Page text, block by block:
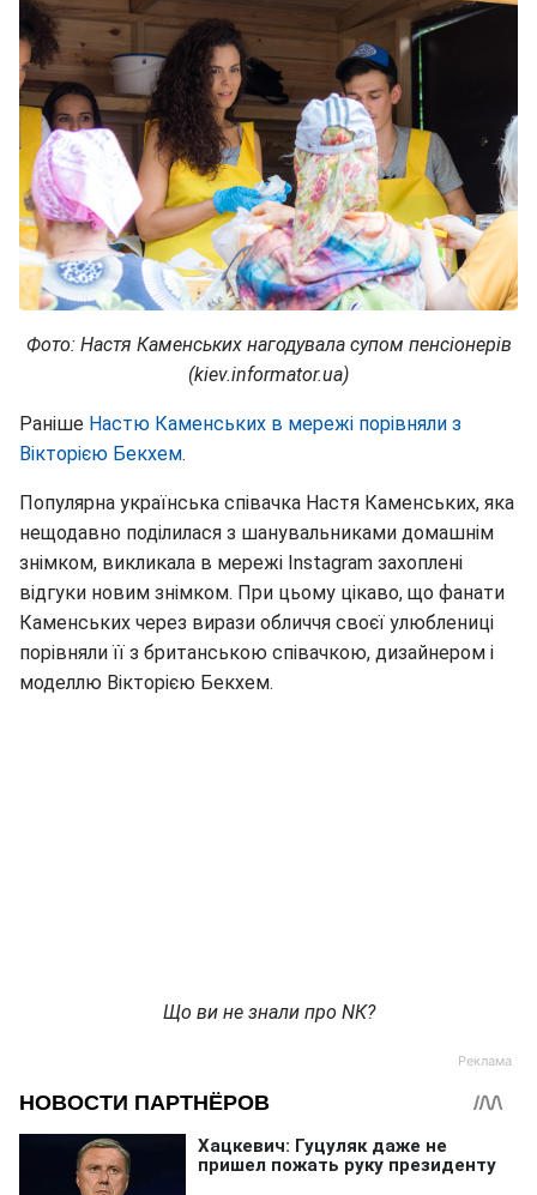
Фото: Настя Каменських нагодувала супом пенсіонерів
(kiev.informator.ua)
Раніше Настю Каменських в мережі порівняли з
Вікторією Бекхем.
Популярна українська співачка Настя Каменських, яка
нещодавно поділилася з шанувальниками домашнім
знімком, викликала в мережі Іnstagram захоплені
відгуки новим знімком. При цьому цікаво, що фанати
Каменських через вирази обличчя своєї улюблениці
порівняли її з британською співачкою, дизайнером і
моделлю Вікторією Бекхем.
Що ви не знали про NК?